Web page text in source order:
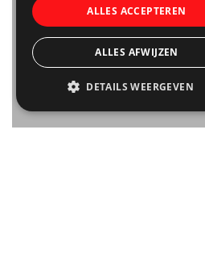
ALLES ACCEPTEREN
ALLES AFWIJZEN
DETAILS WEERGEVEN